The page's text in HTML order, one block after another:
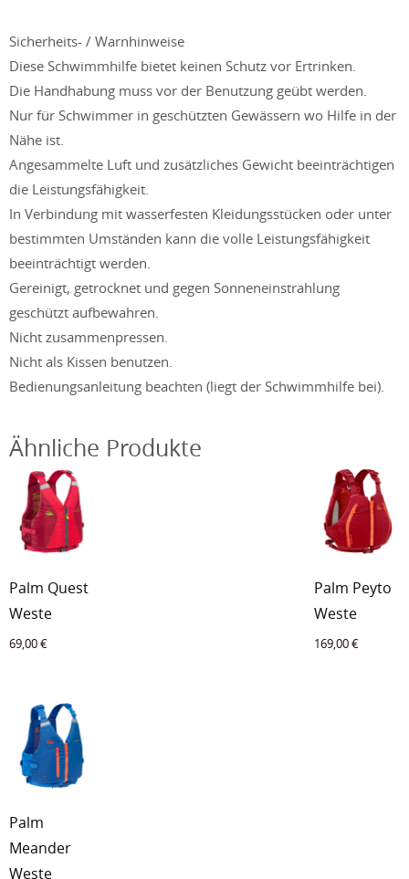
Sicherheits- / Warnhinweise
Diese Schwimmhilfe bietet keinen Schutz vor Ertrinken.
Die Handhabung muss vor der Benutzung geübt werden.
Nur für Schwimmer in geschützten Gewässern wo Hilfe in der
Nähe ist.
Angesammelte Luft und zusätzliches Gewicht beeinträchtigen
die Leistungsfähigkeit.
In Verbindung mit wasserfesten Kleidungsstücken oder unter
bestimmten Umständen kann die volle Leistungsfähigkeit
beeinträchtigt werden.
Gereinigt, getrocknet und gegen Sonneneinstrahlung
geschützt aufbewahren.
Nicht zusammenpressen.
Nicht als Kissen benutzen.
Bedienungsanleitung beachten (liegt der Schwimmhilfe bei).
Ähnliche Produkte
Palm Quest
Weste
69,00€
Palm Peyto
Weste
169,00€
Palm
Meander
Weste